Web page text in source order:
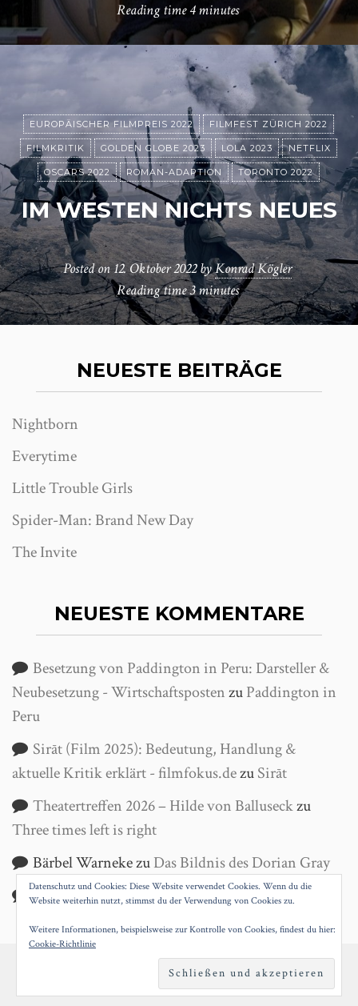
Reading time4 minutes
EUROPÄISCHER FILMPREIS 2022 FILMFEST ZÜRICH 2022
FILMKRITIK GOLDEN GLOBE 2023 LOLA 2023 NETFLIX
OSCARS 2022 ROMAN-ADAPTION TORONTO 2022
IM WESTEN NICHTS NEUES
Posted on12. Oktober 2022 byKonrad Kögler
Reading time3 minutes
NEUESTE BEITRÄGE
Nightborn
Everytime
Little Trouble Girls
Spider-Man: Brand New Day
The Invite
NEUESTE KOMMENTARE
Besetzung von Paddington in Peru: Darsteller &
Neubesetzung - WirtschaftspostenzuPaddington in
Peru
Sirāt (Film 2025): Bedeutung, Handlung &
aktuelle Kritik erklärt - filmfokus.dezuSirāt
Theatertreffen 2026 – Hilde von Balluseckzu
Three times left is right
Bärbel WarnekezuDas Bildnis des Dorian Gray
Helga WankezuAntigone
PROUDLY POWERED BY WORDPRESS |THEME:
Datenschutz und Cookies: Diese Website verwendet Cookies. Wenn du die
Website weiterhin nutzt, stimmst du der Verwendung von Cookies zu.
Weitere Informationen, beispielsweise zur Kontrolle von Cookies, findest du hier:
Cookie-Richtlinie